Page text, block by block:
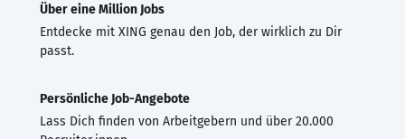
Über eine Million Jobs
Entdecke mit XING genau den Job, der wirklich zu Dir
passt.
Persönliche Job-Angebote
Lass Dich finden von Arbeitgebern und über 20.000